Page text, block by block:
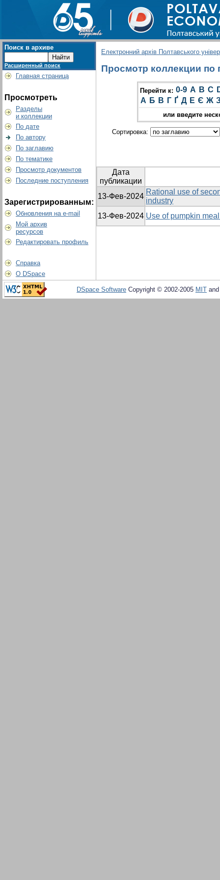
Поиск в архиве
Расширенный поиск
Главная страница
Просмотреть
Разделы
и коллекции
По дате
По автору
По заглавию
По тематике
Просмотр документов
Последние поступления
Зарегистрированным:
Обновления на e-mail
Мой архив
ресурсов
Редактировать профиль
Справка
О DSpace
Електронний архів Полтавського
Просмотр коллекции по
Перейти к: 0-9 A B C
А Б В Г Ґ Д Е Є Ж
или введите
Сортировка:
Дата
публикации
13-Фев-2024
Rational use of
industry
13-Фев-2024 Use of pumpkin
DSpace Software Copyright © 2002-2005 MIT